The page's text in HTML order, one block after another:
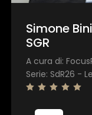
Simone
SGR
A cura di:
Serie: SdR26 -